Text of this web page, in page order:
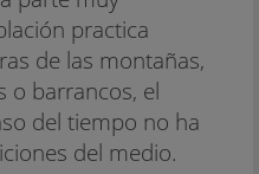
practica
de las montañas,
o barrancos, el
del tiempo no ha
del medio.